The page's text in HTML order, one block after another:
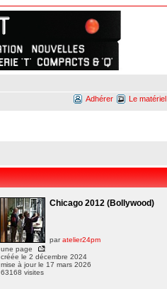
Le matériel
Adhérer
Chicago 2012 (Bollywood)
paratelier24pm
une page
créée le 2 décembre 2024
mise à jour le 17 mars 2026
63168 visites